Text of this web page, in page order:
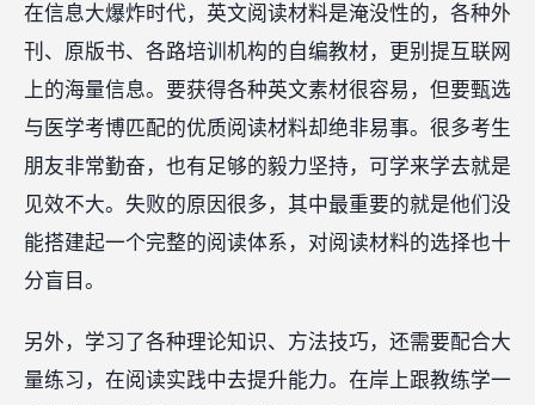
在信息大爆炸时代，英文阅读材料是淹没性的，各种外
刊、原版书、各路培训机构的自编教材，更别提互联网
上的海量信息。要获得各种英文素材很容易，但要甄选
与医学考博匹配的优质阅读材料却绝非易事。很多考生
朋友非常勤奋，也有足够的毅力坚持，可学来学去就是
见效不大。失败的原因很多，其中最重要的就是他们没
能搭建起一个完整的阅读体系，对阅读材料的选择也十
分盲目。
另外，学习了各种理论知识、方法技巧，还需要配合大
量练习，在阅读实践中去提升能力。在岸上跟教练学一